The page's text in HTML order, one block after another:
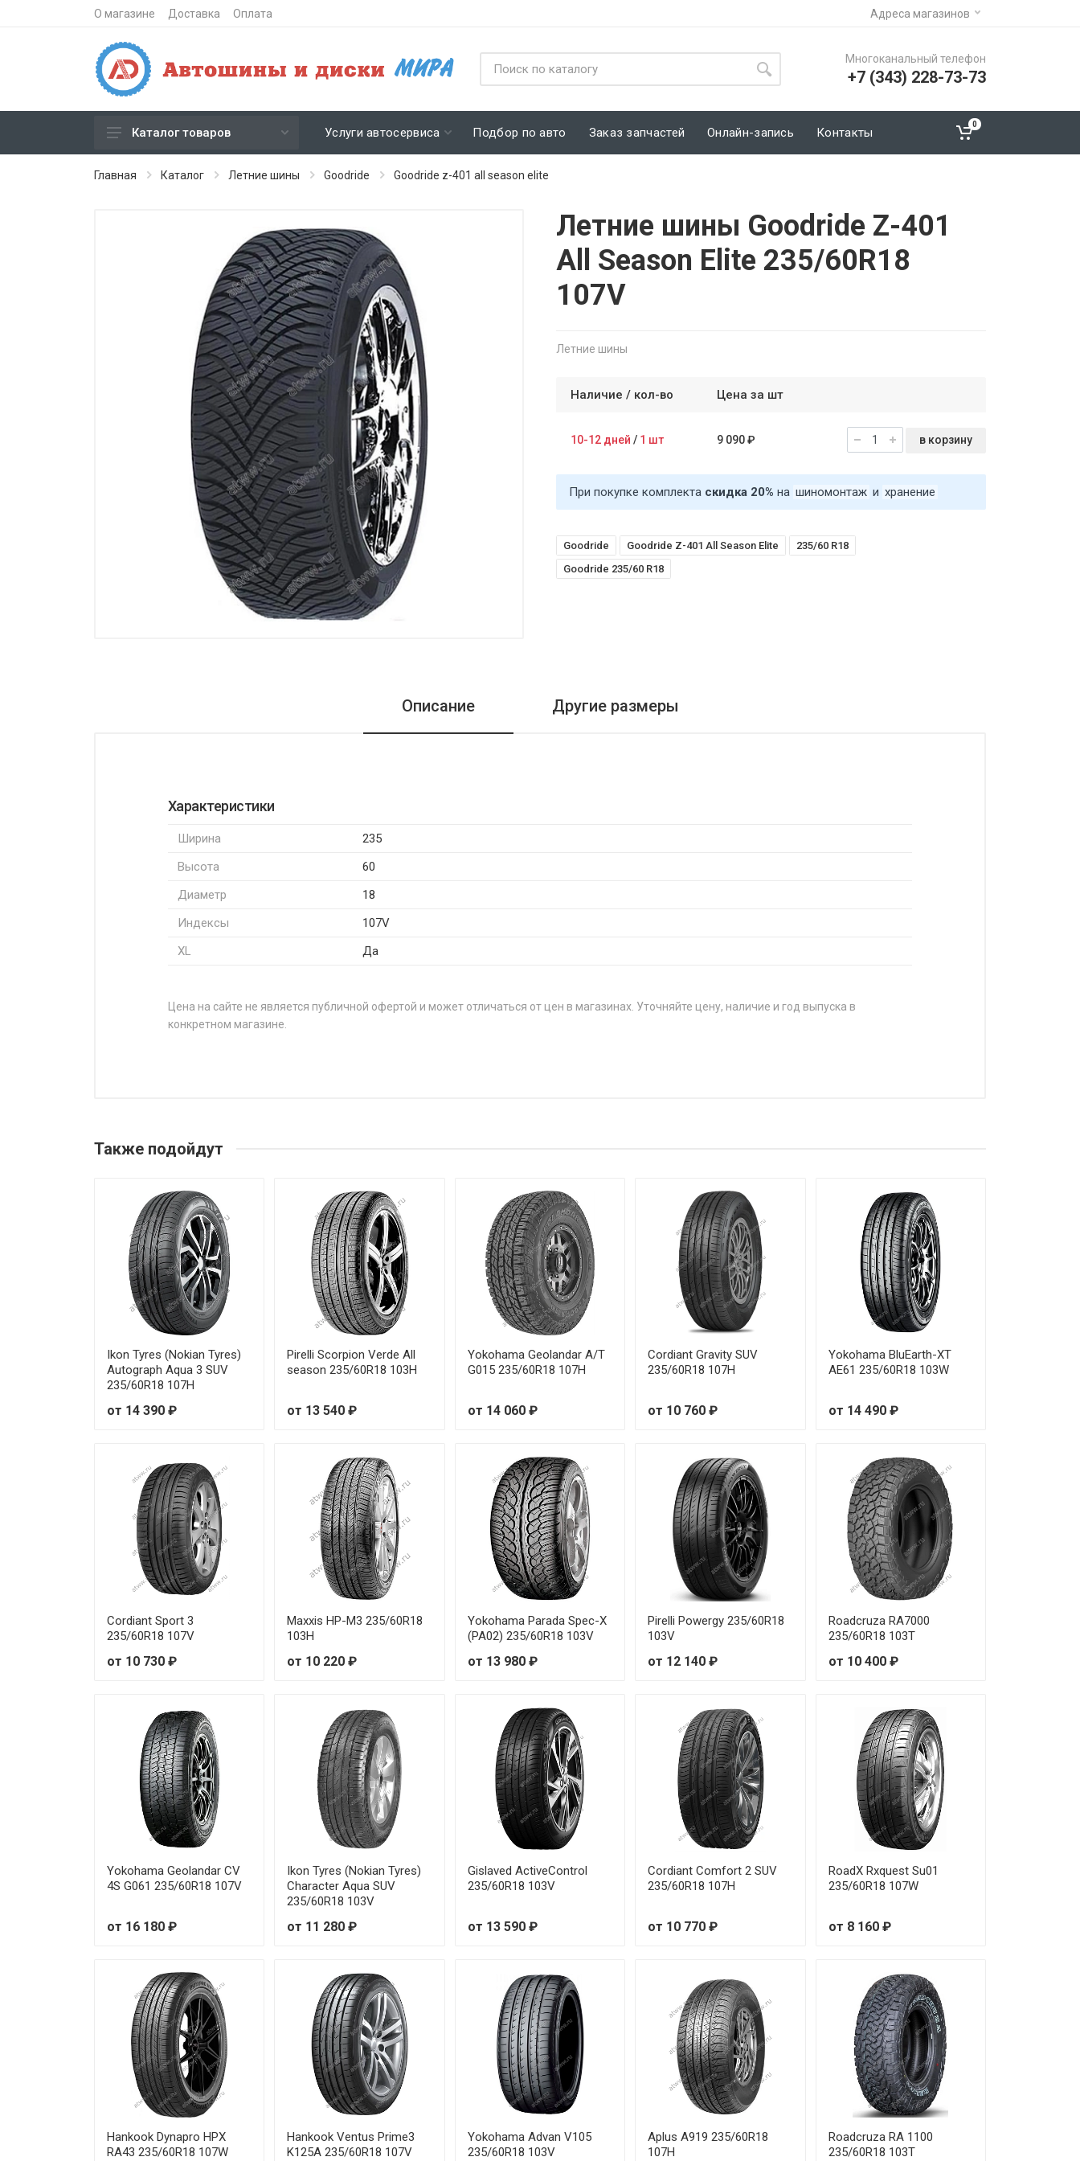
О магазине Доставка Оплата Адреса магазинов
Многоканальный телефон
+7 (343) 228-73-73
Зимние шипованные шины
Штампованные диски
Каталог товаров Услуги автосервиса Подбор по авто Заказ запчастей Онлайн-запись Контакты
0
Главная Каталог Летние шины Goodride Goodride z-401 all season elite
Летние шины Goodride Z-401
All Season Elite 235/60R18
107V
Летние шины
Наличие / кол-во Цена за шт
10-12 дней / 1 шт 9 090 ₽ в корзину
При покупке комплекта скидка 20% на шиномонтаж и хранение
Goodride Goodride Z-401 All Season Elite
235/60 R18
Goodride 235/60 R18
Описание Другие размеры
Характеристики
Ширина
235
Высота
60
Диаметр
18
Индексы
107V
XL
Да
Цена на сайте не является публичной офертой и может отличаться от цен в магазинах. Уточняйте цену, наличие и год выпуска в
конкретном магазине.
Goodride Z-401 All Season Elite 195/50R15 82V
Goodride Z-401 All Season Elite 195/55R15 89V от 6 060 ₽
Goodride Z-401 All Season Elite 195/55R16 91V от 6 130 ₽
Goodride Z-401 All Season Elite 195/60R15 88V от 5 990 ₽
Goodride Z-401 All Season Elite 205/55R17 95V от 6 620 ₽
Goodride Z-401 All Season Elite 215/45R16 90V от 6 580 ₽
Goodride Z-401 All Season Elite 225/40R19 93W от 7 290 ₽
Goodride Z-401 All Season Elite 225/45R17 94W от 5 880 ₽
Goodride Z-401 All Season Elite 225/55R19 99V от 9 880 ₽
Goodride Z-401 All Season Elite 235/60R17 102V от 8 880 ₽
Goodride Z-401 All Season Elite 155/65R13 73T
Goodride Z-401 All Season Elite 155/80R13 79T
Goodride Z-401 All Season Elite 165/60R14 79H
Goodride Z-401 All Season Elite 175/65R14 82T
Goodride Z-401 All Season Elite 175/70R14 88T
Goodride Z-401 All Season Elite 185/55R15 82H
Goodride Z-401 All Season Elite 195/45R16 84V
Goodride Z-401 All Season Elite 195/65R15 91V
Goodride Z-401 All Season Elite 205/45R16 87W
Goodride Z-401 All Season Elite 205/50R17 93V
Goodride Z-401 All Season Elite 205/60R16 96V
Также подойдут
Ikon Tyres (Nokian Tyres)
Autograph Aqua 3 SUV
235/60R18 107H
от 14 390 ₽
Pirelli Scorpion Verde All
season 235/60R18 103H
от 13 540 ₽
Yokohama Geolandar A/T
G015 235/60R18 107H
от 14 060 ₽
Cordiant Gravity SUV
235/60R18 107H
от 10 760 ₽
Yokohama BluEarth-XT
AE61 235/60R18 103W
от 14 490 ₽
Cordiant Sport 3
235/60R18 107V
от 10 730 ₽
Maxxis HP-M3 235/60R18
103H
от 10 220 ₽
Yokohama Parada Spec-X
(PA02) 235/60R18 103V
от 13 980 ₽
Pirelli Powergy 235/60R18
103V
от 12 140 ₽
Roadcruza RA7000
235/60R18 103T
от 10 400 ₽
Yokohama Geolandar CV
4S G061 235/60R18 107V
от 16 180 ₽
Ikon Tyres (Nokian Tyres)
Character Aqua SUV
235/60R18 103V
от 11 280 ₽
Gislaved ActiveControl
235/60R18 103V
от 13 590 ₽
Cordiant Comfort 2 SUV
235/60R18 107H
от 10 770 ₽
RoadX Rxquest Su01
235/60R18 107W
от 8 160 ₽
Hankook Dynapro HPX
RA43 235/60R18 107W
Hankook Ventus Prime3
K125A 235/60R18 107V
Yokohama Advan V105
235/60R18 103V
Aplus A919 235/60R18
107H
Roadcruza RA 1100
235/60R18 103T